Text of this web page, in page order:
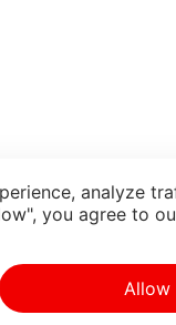
analyze
you agree to
Allow